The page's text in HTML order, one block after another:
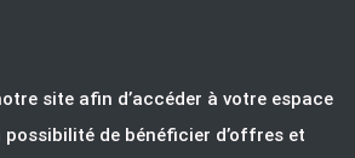
site afin d’accéder à votre espace
de bénéficier d’offres et